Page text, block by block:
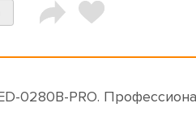
0280B-PRO.